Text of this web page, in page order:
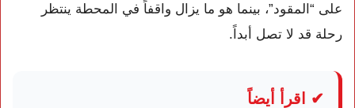
على “المقود”، بينما هو ما يزال واقفاً في المحطة ينتظر
رحلة قد لا تصل أبداً.
✔ اقرأ أيضاً